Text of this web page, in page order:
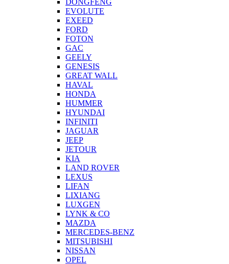
DONGFENG
EVOLUTE
EXEED
FORD
FOTON
GAC
GEELY
GENESIS
GREAT WALL
HAVAL
HONDA
HUMMER
HYUNDAI
INFINITI
JAGUAR
JEEP
JETOUR
KIA
LAND ROVER
LEXUS
LIFAN
LIXIANG
LUXGEN
LYNK & CO
MAZDA
MERCEDES-BENZ
MITSUBISHI
NISSAN
OPEL